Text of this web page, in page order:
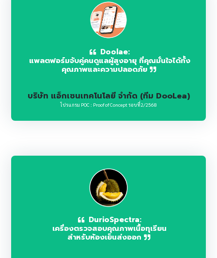
Doolae:
แพลตฟอร์มจับคู่คนดูแลผู้สูงอายุ ที่คุณมั่นใจได้ทั้ง
คุณภาพและความปลอดภัย
บริษัท แอ็กเซนเทคโนโลยี จำกัด (ทีม DooLea)
โปรแกรม POC : Proof of Concept รอบที่2/2568
DurioSpectra:
เครื่องตรวจสอบคุณภาพเนื้อทุเรียน
สำหรับห้องเย็นส่งออก